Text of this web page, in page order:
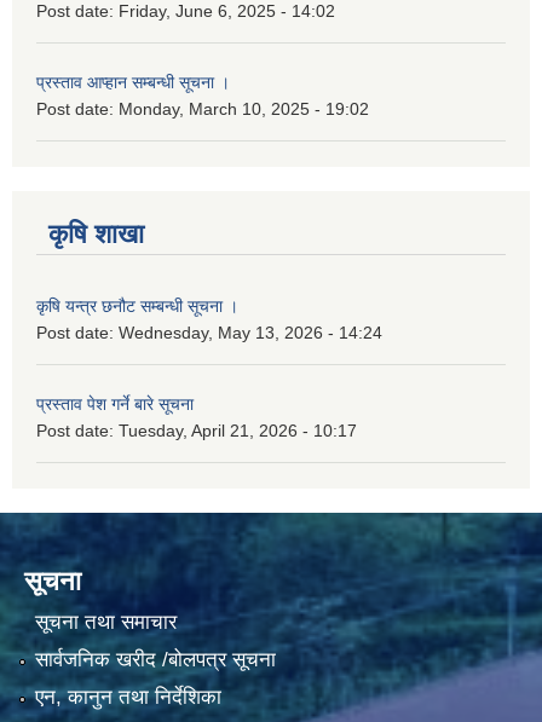
Post date: Friday, June 6, 2025 - 14:02
प्रस्ताव आप्हान सम्बन्धी सूचना ।
Post date: Monday, March 10, 2025 - 19:02
कृषि शाखा
कृषि यन्त्र छनौट सम्बन्धी सूचना ।
Post date: Wednesday, May 13, 2026 - 14:24
प्रस्ताव पेश गर्ने बारे सूचना
Post date: Tuesday, April 21, 2026 - 10:17
सूचना
सूचना तथा समाचार
सार्वजनिक खरीद /बोलपत्र सूचना
एन, कानुन तथा निर्देशिका